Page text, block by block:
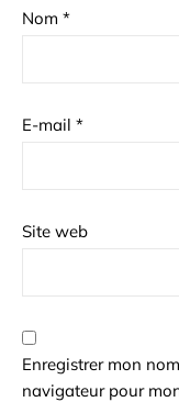
Nom *
E-mail *
Site web
Enregistrer mon
navigateur pour